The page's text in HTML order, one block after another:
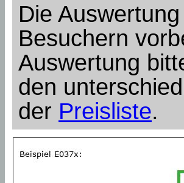
Die
Besuchern
Auswertung
den
der Preisliste.